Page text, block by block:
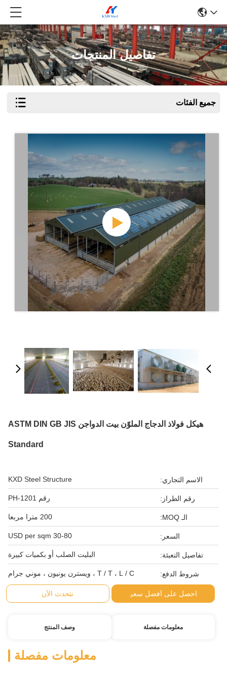
تفاصيل المنتجات
جميع الفئات
هيكل فولاذ الدجاج الملوّن بيت الدواجن ASTM DIN GB JIS
Standard
الاسم التجاري: KXD Steel Structure
رقم الطراز: رقم PH-1201
الـ MOQ: 200 مترا مربعا
السعر: 30-80 USD per sqm
تفاصيل التعبئة: البليت الصلب أو بكميات كبيرة
شروط الدفع: T / T ، L / C ، ويسترن يونيون ، موني جرام
احصل على أفضل سعر نتحدث الآن
معلومات مفصلة وصف المنتج
معلومات مفصلة